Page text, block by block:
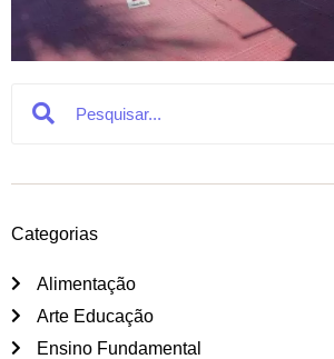
Search Search
Categorias
Alimentação
Arte Educação
Ensino Fundamental